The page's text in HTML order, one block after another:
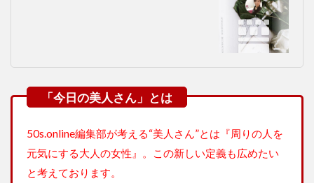
50s.online編集部が考える“美人さん”とは『周りの人を
元気にする大人の女性』。この新しい定義も広めたい
と考えております。